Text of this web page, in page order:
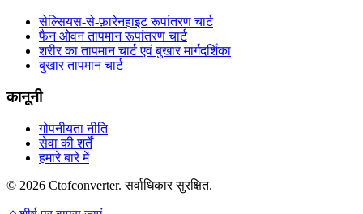
सेल्सियस-से-फ़ारेनहाइट रूपांतरण चार्ट
फैन ओवन तापमान रूपांतरण चार्ट
शरीर का तापमान चार्ट एवं बुखार मार्गदर्शिका
बुखार तापमान चार्ट
कानूनी
गोपनीयता नीति
सेवा की शर्तें
हमारे बारे में
© 2026 Ctofconverter. सर्वाधिकार सुरक्षित.